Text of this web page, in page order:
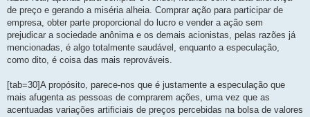
de preço e gerando a miséria alheia. Comprar ação para participar de
empresa, obter parte proporcional do lucro e vender a ação sem
prejudicar a sociedade anônima e os demais acionistas, pelas razões já
mencionadas, é algo totalmente saudável, enquanto a especulação,
como dito, é coisa das mais reprováveis.
[tab=30]A propósito, parece-nos que é justamente a especulação que
mais afugenta as pessoas de comprarem ações, uma vez que as
acentuadas variações artificiais de preços percebidas na bolsa de valores